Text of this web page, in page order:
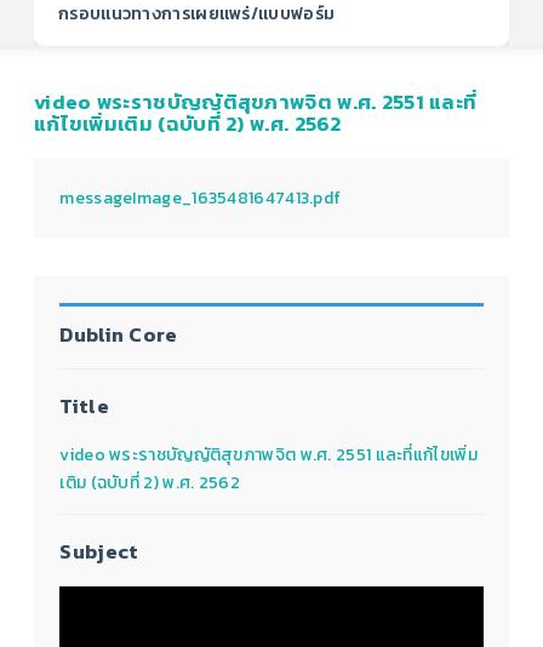
กรอบแนวทางการเผยแพร่/แบบฟอร์ม
video พระราชบัญญัติสุขภาพจิต พ.ศ. 2551 และที่
แก้ไขเพิ่มเติม (ฉบับที่ 2) พ.ศ. 2562
messageImage_1635481647413.pdf
Dublin Core
Title
video พระราชบัญญัติสุขภาพจิต พ.ศ. 2551 และที่แก้ไขเพิ่ม
เติม (ฉบับที่ 2) พ.ศ. 2562
Subject